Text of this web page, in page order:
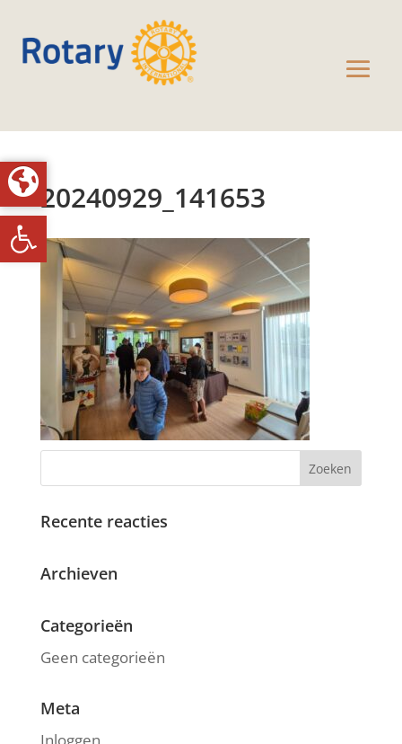
Toolbar openen
20240929_141653
Recente reacties
Archieven
Categorieën
Geen categorieën
Meta